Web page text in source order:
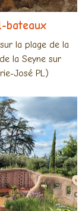
bateaux
la plage de la
la Seyne sur
José PL)